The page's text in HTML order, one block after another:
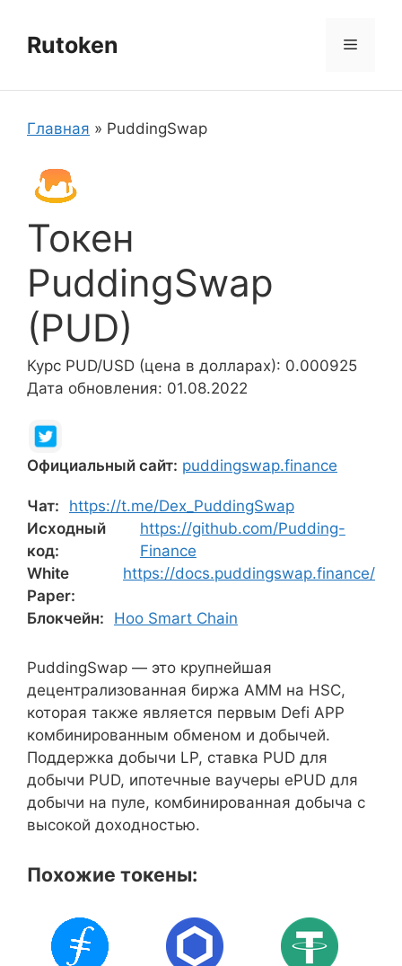
содержимому
Rutoken Меню
Главная » PuddingSwap
Токен
PuddingSwap
(PUD)
Курс PUD/USD (цена в долларах): 0.000925
Дата обновления: 01.08.2022
Официальный сайт: puddingswap.finance
Чат:
https://t.me/Dex_PuddingSwap
Исходный
код:
https://github.com/Pudding-
Finance
White
Paper:
https://docs.puddingswap.finance/
Блокчейн: Hoo Smart Chain
PuddingSwap — это крупнейшая
децентрализованная биржа AMM на HSC,
которая также является первым Defi APP
комбинированным обменом и добычей.
Поддержка добычи LP, ставка PUD для
добычи PUD, ипотечные ваучеры ePUD для
добычи на пуле, комбинированная добыча с
высокой доходностью.
Похожие токены: